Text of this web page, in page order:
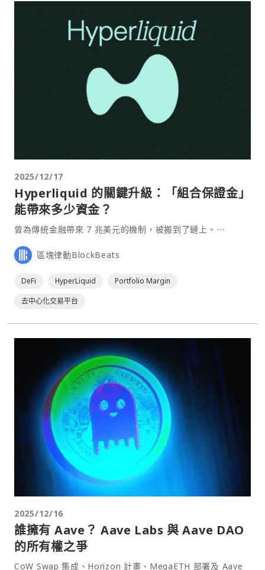
2025/12/17
Hyperliquid 的關鍵升級：「組合保證金」
能帶來多少資金？
曾為傳統金融帶來 7 兆美元的機制，被搬到了鏈上。⋯
區塊律動BlockBeats
DeFi HyperLiquid
Portfolio Margin
去中心化交易平台
2025/12/16
誰擁有 Aave？ Aave Labs 與 Aave DAO
的所有權之爭
CoW Swap 集成、Horizo​​n 計畫、MegaETH 部署及 Aave